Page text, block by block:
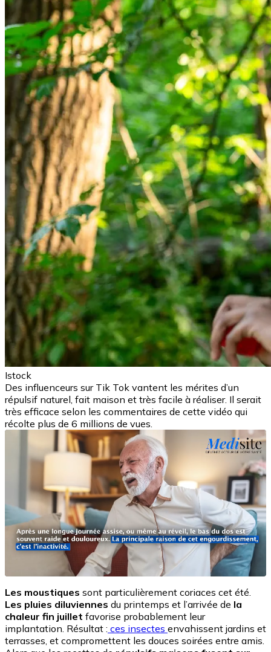
Istock
Des influenceurs sur Tik Tok vantent les mérites d’un
répulsif naturel, fait maison et très facile à réaliser. Il serait
très efficace selon les commentaires de cette vidéo qui
récolte plus de 6 millions de vues.
Les moustiques sont particulièrement coriaces cet été.
Les pluies diluviennes du printemps et l’arrivée de la
chaleur fin juillet favorise probablement leur
implantation. Résultat : ces insectes envahissent jardins et
terrasses, et compromettent les douces soirées entre amis.